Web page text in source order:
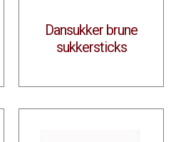
Dansukker brune
sukkersticks